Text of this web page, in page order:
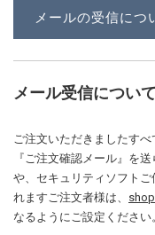
メールの受信につ
メール受信について
ご注文いただきましたす
『ご注文確認メール』を
や、セキュリティソフト
れますご注文者様は、
なるようにご設定ください